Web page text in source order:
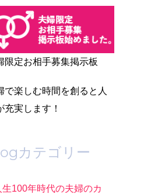
限定お相手募集掲示板
で楽しむ時間を創ると人
充実します！
カテゴリー
生100年時代の夫婦のカ